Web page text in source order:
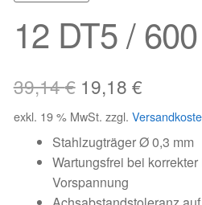
12 DT5 / 600
39,14€ Ursprünglicher
Preis
war:
39,14 €
19,18 €Aktueller
Preis
ist:
19,18
exkl. 19 % MwSt. zzgl.
Stahlzugträger Ø 0,3 mm
Wartungsfrei bei
Vorspannung